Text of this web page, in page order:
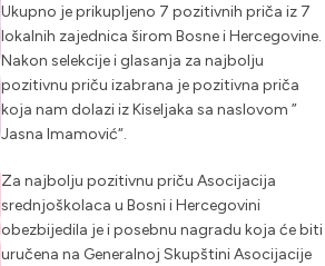
Ukupno je prikupljeno 7 pozitivnih priča iz 7
lokalnih zajednica širom Bosne i Hercegovine.
Nakon selekcije i glasanja za najbolju
pozitivnu priču izabrana je pozitivna priča
koja nam dolazi iz Kiseljaka sa naslovom ”
Jasna Imamović“.
Za najbolju pozitivnu priču Asocijacija
srednjoškolaca u Bosni i Hercegovini
obezbijedila je i posebnu nagradu koja će biti
uručena na Generalnoj Skupštini Asocijacije